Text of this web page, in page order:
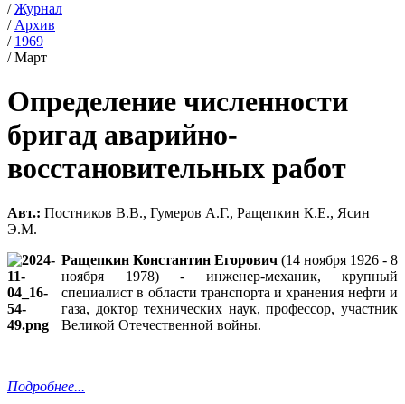
/Журнал
/ Архив
/ 1969
/Март
Определение численности
бригад аварийно-
восстановительных работ
Авт.: Постников В.В., Гумеров А.Г., Ращепкин К.Е., Ясин
Э.М.
Ращепкин Константин Егорович (14 ноября 1926 - 8
ноября 1978) - инженер-механик, крупный
специалист в области транспорта и хранения нефти и
газа, доктор технических наук, профессор, участник
Великой Отечественной войны.
Подробнее...